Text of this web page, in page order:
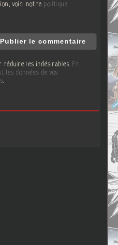
voici notre politique
réduire les indésirables. En
les données de vos
.